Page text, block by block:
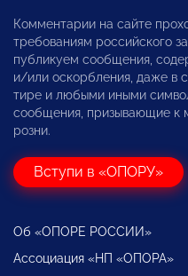
Комментарии на сайте
требованиям российского
публикуем сообщения,
и/или оскорбления, даже в
тире и любыми иными
сообщения, призывающие к
розни.
Вступи в «ОПОРУ»
Об «ОПОРЕ РОССИИ»
Ассоциация «НП «ОПОРА»